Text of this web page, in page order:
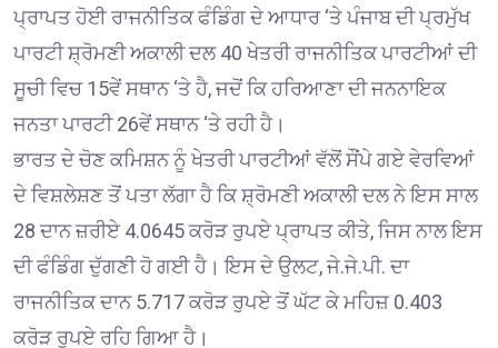
ਪ੍ਰਾਪਤ ਹੋਈ ਰਾਜਨੀਤਿਕ ਫੰਡਿੰਗ ਦੇ ਆਧਾਰ ‘ਤੇ ਪੰਜਾਬ ਦੀ ਪ੍ਰਮੁੱਖ
ਪਾਰਟੀ ਸ਼੍ਰੋਮਣੀ ਅਕਾਲੀ ਦਲ 40 ਖੇਤਰੀ ਰਾਜਨੀਤਿਕ ਪਾਰਟੀਆਂ ਦੀ
ਸੂਚੀ ਵਿਚ 15ਵੇਂ ਸਥਾਨ ‘ਤੇ ਹੈ, ਜਦੋਂ ਕਿ ਹਰਿਆਣਾ ਦੀ ਜਨਨਾਇਕ
ਜਨਤਾ ਪਾਰਟੀ 26ਵੇਂ ਸਥਾਨ ‘ਤੇ ਰਹੀ ਹੈ।
ਭਾਰਤ ਦੇ ਚੋਣ ਕਮਿਸ਼ਨ ਨੂੰ ਖੇਤਰੀ ਪਾਰਟੀਆਂ ਵੱਲੋਂ ਸੌਂਪੇ ਗਏ ਵੇਰਵਿਆਂ
ਦੇ ਵਿਸ਼ਲੇਸ਼ਣ ਤੋਂ ਪਤਾ ਲੱਗਾ ਹੈ ਕਿ ਸ਼੍ਰੋਮਣੀ ਅਕਾਲੀ ਦਲ ਨੇ ਇਸ ਸਾਲ
28 ਦਾਨ ਜ਼ਰੀਏ 4.0645 ਕਰੋੜ ਰੁਪਏ ਪ੍ਰਾਪਤ ਕੀਤੇ, ਜਿਸ ਨਾਲ ਇਸ
ਦੀ ਫੰਡਿੰਗ ਦੁੱਗਣੀ ਹੋ ਗਈ ਹੈ। ਇਸ ਦੇ ਉਲਟ, ਜੇ.ਜੇ.ਪੀ. ਦਾ
ਰਾਜਨੀਤਿਕ ਦਾਨ 5.717 ਕਰੋੜ ਰੁਪਏ ਤੋਂ ਘੱਟ ਕੇ ਮਹਿਜ਼ 0.403
ਕਰੋੜ ਰੁਪਏ ਰਹਿ ਗਿਆ ਹੈ।